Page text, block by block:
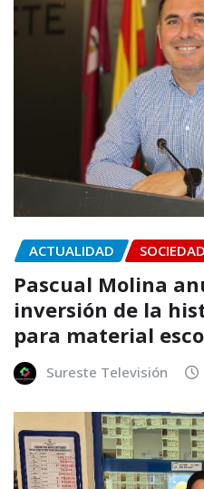
ACTUALIDAD SOCIEDAD
Pascual Molina
inversión de la
para material
Sureste Televisión